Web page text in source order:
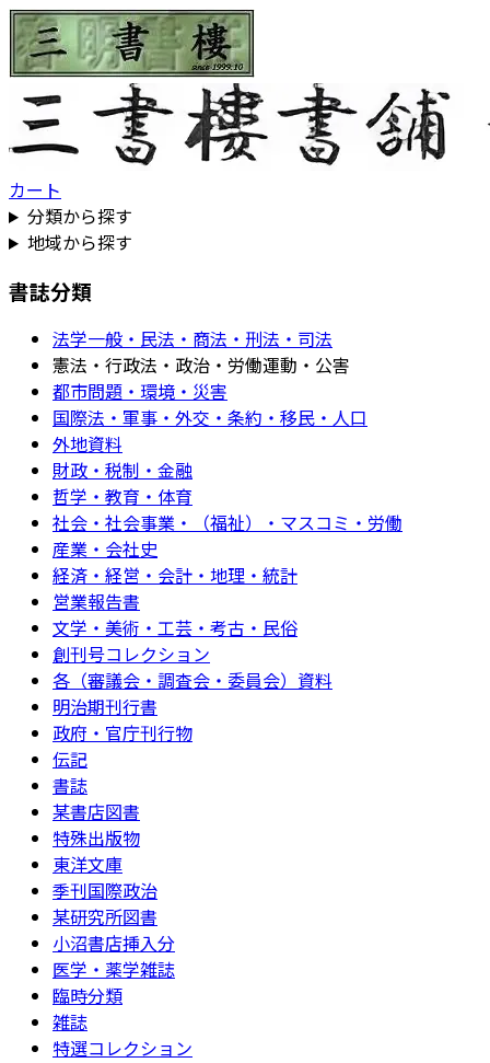
カート
分類から探す
地域から探す
書誌分類
法学一般・民法・商法・刑法・司法
憲法・行政法・政治・労働運動・公害
都市問題・環境・災害
国際法・軍事・外交・条約・移民・人口
外地資料
財政・税制・金融
哲学・教育・体育
社会・社会事業・（福祉）・マスコミ・労働
産業・会社史
経済・経営・会計・地理・統計
営業報告書
文学・美術・工芸・考古・民俗
創刊号コレクション
各（審議会・調査会・委員会）資料
明治期刊行書
政府・官庁刊行物
伝記
書誌
某書店図書
特殊出版物
東洋文庫
季刊国際政治
某研究所図書
小沼書店挿入分
医学・薬学雑誌
臨時分類
雑誌
特選コレクション